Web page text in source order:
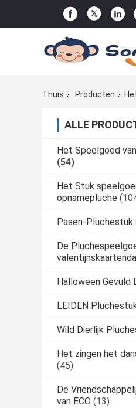
Thuis
Producten
ALLE
Het Speelgoed
(54)
Het Stuk
opnamepluche
Pasen-Pluchestuk
De
Halloween Gevuld
LEIDEN
Wild Dierlijk
Het zingen het
(45)
De
van ECO (13)